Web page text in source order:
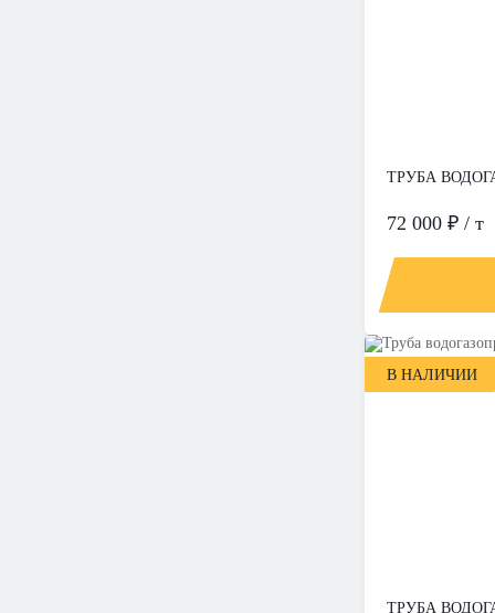
ТРУБА
72 000 ₽ / т
В НАЛИЧИИ
ТРУБА